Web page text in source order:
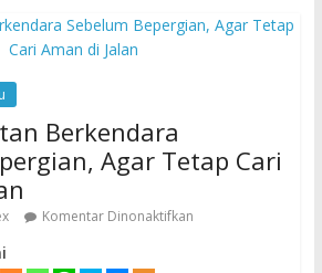
Berkendara
Agar Tetap Cari
Komentar Dinonaktifkan